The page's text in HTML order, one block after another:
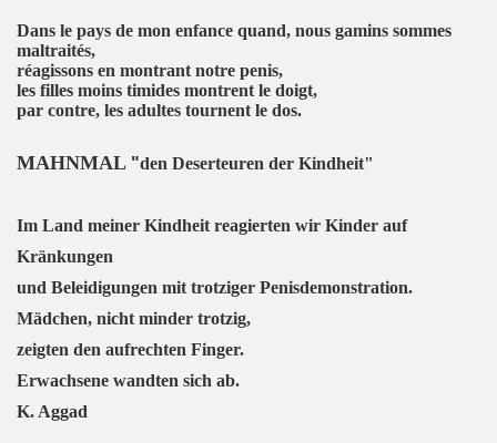
Dans le pays de mon enfance quand, nous gamins sommes
maltraités,
réagissons en montrant notre penis,
les filles moins timides montrent le doigt,
par contre, les adultes tournent le dos.
MAHNMAL "den Deserteuren der Kindheit"
Im Land meiner Kindheit reagierten wir Kinder auf
Kränkungen
und Beleidigungen mit trotziger Penisdemonstration.
Mädchen, nicht minder trotzig,
zeigten den aufrechten Finger.
Erwachsene wandten sich ab.
K. Aggad